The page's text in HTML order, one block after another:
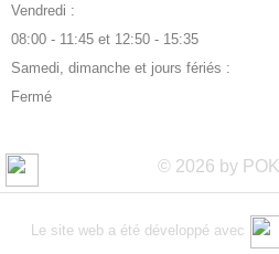
Vendredi :
08:00 - 11:45 et 12:50 - 15:35
Samedi, dimanche et jours fériés :
Fermé
© 2026 by POK
Le site web a été développé avec